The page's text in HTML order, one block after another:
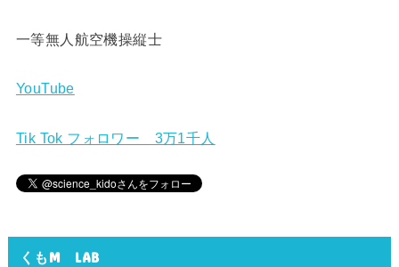
一等無人航空機操縦士
YouTube
Tik Tok フォロワー 3万1千人
くもM LAB